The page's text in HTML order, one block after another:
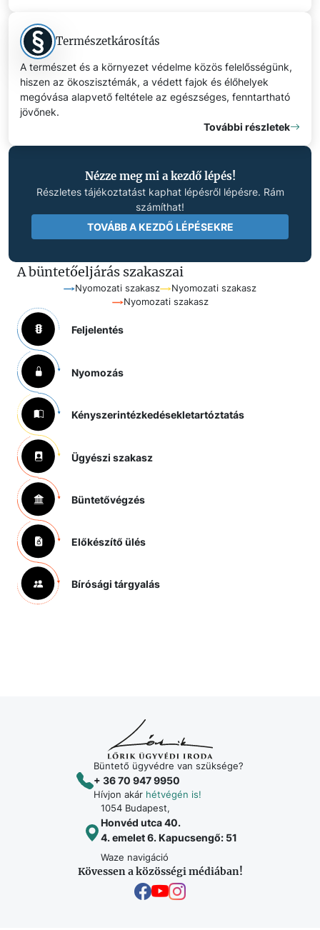
Természetkárosítás
A természet és a környezet védelme közös felelősségünk,
hiszen az ökoszisztémák, a védett fajok és élőhelyek
megóvása alapvető feltétele az egészséges, fenntartható
jövőnek.
További részletek
Nézze meg mi a kezdő lépés!
Részletes tájékoztatást kaphat lépésről lépésre. Rám
számíthat!
TOVÁBB A KEZDŐ LÉPÉSEKRE
A büntetőeljárás szakaszai
Nyomozati szakasz
Nyomozati szakasz
Nyomozati szakasz
Feljelentés
Nyomozás
Kényszerintézkedésekletartóztatás
Ügyészi szakasz
Büntetővégzés
Előkészítő ülés
Bírósági tárgyalás
Büntető ügyvédre van szüksége?
+ 36 70 947 9950
Hívjon akár hétvégén is!
1054 Budapest,
Honvéd utca 40.
4. emelet 6. Kapucsengő: 51
Waze navigáció
Kövessen a közösségi médiában!